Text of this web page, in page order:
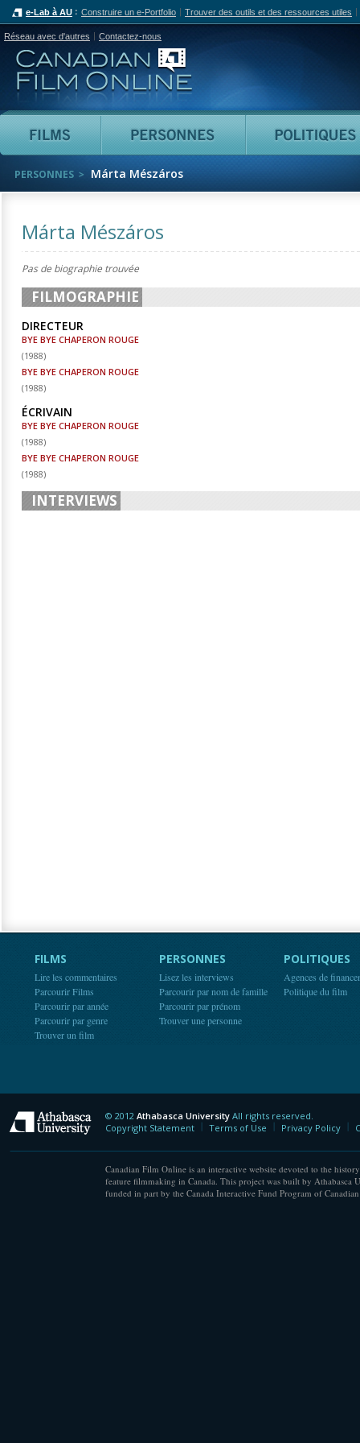
e-Lab à AU Construire un e-Portfolio Trouver des outils et des ressources utiles
Réseau avec d'autres Contactez-nous
Canadian Film Online
Films Personnes
PERSONNES Márta Mészáros
Márta Mészáros
Pas de biographie trouvée
FILMOGRAPHIE
DIRECTEUR
BYE BYE CHAPERON ROUGE
(1988)
BYE BYE CHAPERON ROUGE
(1988)
ÉCRIVAIN
BYE BYE CHAPERON ROUGE
(1988)
BYE BYE CHAPERON ROUGE
(1988)
INTERVIEWS
FILMS
Lire les commentaires
Parcourir Films
Parcourir par année
Parcourir par genre
Trouver un film
PERSONNES
Lisez les interviews
Parcourir par nom de famille
Parcourir par prénom
Trouver une personne
POLITIQUES
Agences de
Politique du film
Athabasca University
© 2012 Athabasca University All rights reserved.
Copyright Statement
Terms of Use Privacy Policy
Canadian Film Online is an interactive website devoted to the
feature filmmaking in Canada. This project was built by Athabasca
funded in part by the Canada Interactive Fund Program of